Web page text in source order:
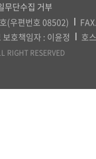
무단수집 거부
(우편번호 08502)
보호책임자 : 이윤정 호
RIGHT RESERVED